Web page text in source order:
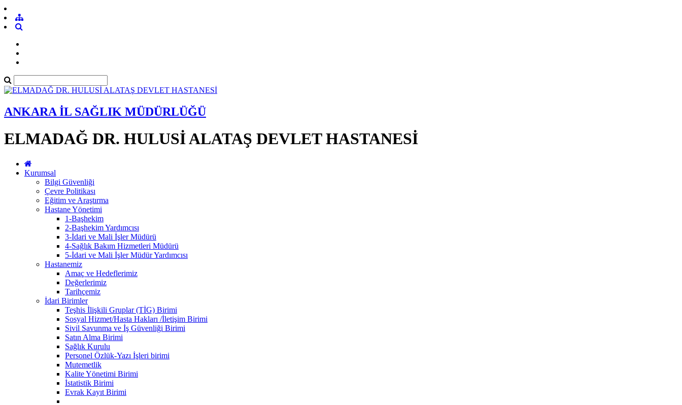
ANKARA İL SAĞLIK MÜDÜRLÜĞÜ
ELMADAĞ DR. HULUSİ ALATAŞ DEVLET HASTANESİ
Kurumsal
Bilgi Güvenliği
Çevre Politikası
Eğitim ve Araştırma
Hastane Yönetimi
1-Başhekim
2-Başhekim Yardımcısı
3-İdari ve Mali İşler Müdürü
4-Sağlık Bakım Hizmetleri Müdürü
5-İdari ve Mali İşler Müdür Yardımcısı
Hastanemiz
Amaç ve Hedeflerimiz
Değerlerimiz
Tarihçemiz
İdari Birimler
Teşhis İlişkili Gruplar (TİG) Birimi
Sosyal Hizmet/Hasta Hakları /İletişim Birimi
Sivil Savunma ve İş Güvenliği Birimi
Satın Alma Birimi
Sağlık Kurulu
Personel Özlük-Yazı İşleri birimi
Mutemetlik
Kalite Yönetimi Birimi
İstatistik Birimi
Evrak Kayıt Birimi